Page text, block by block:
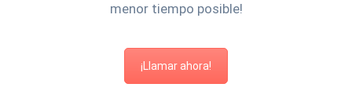
menor tiempo posible!
¡Llamar ahora!